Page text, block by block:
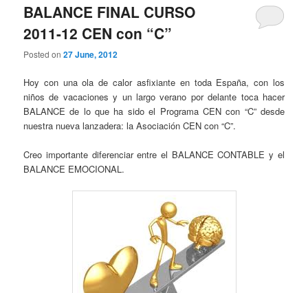
BALANCE FINAL CURSO
2011-12 CEN con “C”
Posted on27 June, 2012
Hoy con una ola de calor asfixiante en toda España, con los
niños de vacaciones y un largo verano por delante toca hacer
BALANCE de lo que ha sido el Programa CEN con “C” desde
nuestra nueva lanzadera: la Asociación CEN con “C”.
Creo importante diferenciar entre el BALANCE CONTABLE y el
BALANCE EMOCIONAL.